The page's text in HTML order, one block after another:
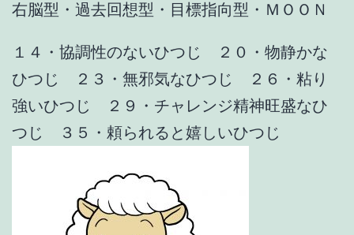
右脳型・過去回想型・目標指向型・ＭＯＯＮ
１４・協調性のないひつじ ２０・物静かな
ひつじ ２３・無邪気なひつじ ２６・粘り
強いひつじ ２９・チャレンジ精神旺盛なひ
つじ ３５・頼られると嬉しいひつじ